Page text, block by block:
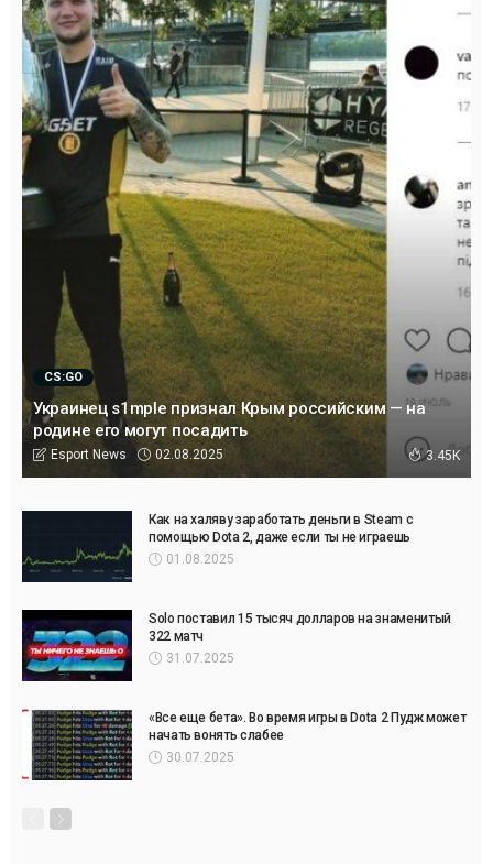
CS:GO
Украинец s1mple признал Крым российским — на
родине его могут посадить
Esport News 02.08.2025 3.45K
Как на халяву заработать деньги в Steam с
помощью Dota 2, даже если ты не играешь
01.08.2025
Solo поставил 15 тысяч долларов на знаменитый
322 матч
31.07.2025
«Все еще бета». Во время игры в Dota 2 Пудж может
начать вонять слабее
30.07.2025